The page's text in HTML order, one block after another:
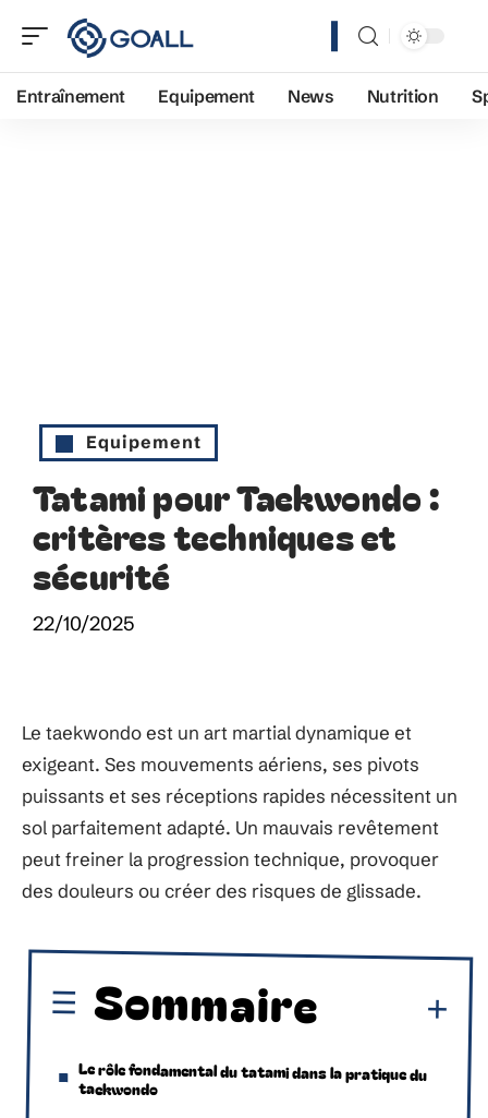
Entraînement Equipement News Nutrition
Equipement
Tatami pour Taekwondo :
critères techniques et
sécurité
22/10/2025
Le taekwondo est un art martial dynamique et
exigeant. Ses mouvements aériens, ses pivots
puissants et ses réceptions rapides nécessitent un
sol parfaitement adapté. Un mauvais revêtement
peut freiner la progression technique, provoquer
des douleurs ou créer des risques de glissade.
Sommaire
Le rôle fondamental du tatami dans la pratique du
taekwondo